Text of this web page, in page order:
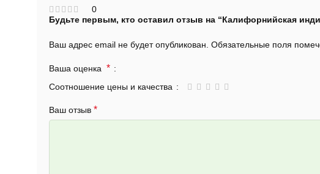
0
Будьте первым, кто оставил отзыв на “Калифорнийская
Ваш адрес email не будет опубликован. Обязательные поля
Ваша оценка *
Соотношение цены и качества
Ваш отзыв *